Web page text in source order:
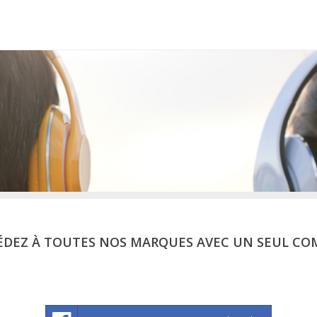
À TOUTES NOS MARQUES AVEC UN SEUL